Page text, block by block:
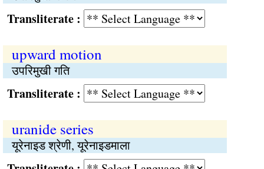
:
upward motion
उपरिमुखी गति
:
uranide series
यूरेनाइड श्रेणी, यूरेनाइडमाला